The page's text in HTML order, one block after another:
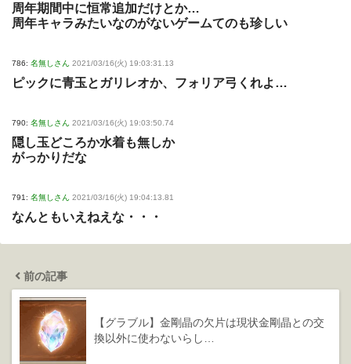
周年期間中に恒常追加だけとか…
周年キャラみたいなのがないゲームてのも珍しい
786: 名無しさん 2021/03/16(火) 19:03:31.13
ピックに青玉とガリレオか、フォリア弓くれよ…
790: 名無しさん 2021/03/16(火) 19:03:50.74
隠し玉どころか水着も無しか
がっかりだな
791: 名無しさん 2021/03/16(火) 19:04:13.81
なんともいえねえな・・・
前の記事
【グラブル】金剛晶の欠片は現状金剛晶との交
換以外に使わないらし…